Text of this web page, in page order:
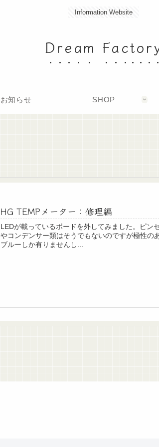
Information Website
Dream
お知らせ SHOP
HG TEMPメーター：修理編
LEDが載っているボードを外してみました。ピン
やコンデンサー類はそうでもないのですが極性の
ブルーしか有りませんし...